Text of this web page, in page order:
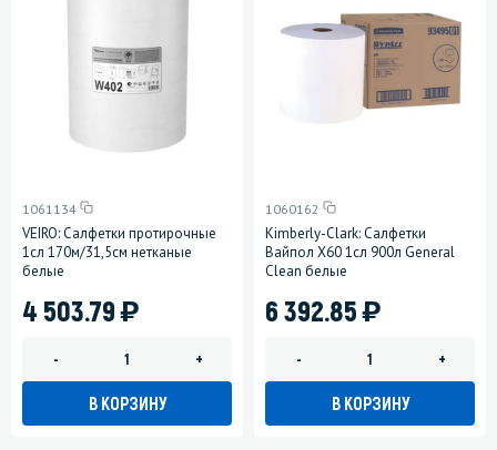
1061134
VEIRO: Салфетки протирочные
1сл 170м/31,5см нетканые
белые
4 503.79)
- +
В КОРЗИНУ
1060162
Kimberly-Clark: Салфетки
Вайпол Х60 1сл 900л General
Clean белые
6 392.85)
- +
В КОРЗИНУ